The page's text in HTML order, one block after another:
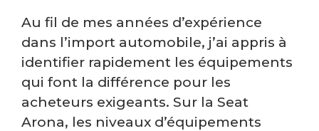
Au fil de mes années d’expérience
dans l’import automobile, j’ai appris à
identifier rapidement les équipements
qui font la différence pour les
acheteurs exigeants. Sur la Seat
Arona, les niveaux d’équipements